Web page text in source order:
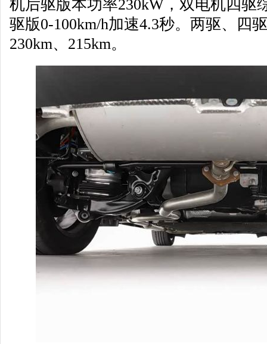
机后驱版本功率230kW，双电机四驱
驱版0-100km/h加速4.3秒。两驱、四
230km、215km。